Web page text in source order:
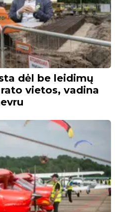
dėl be leidimų
vietos, vadina